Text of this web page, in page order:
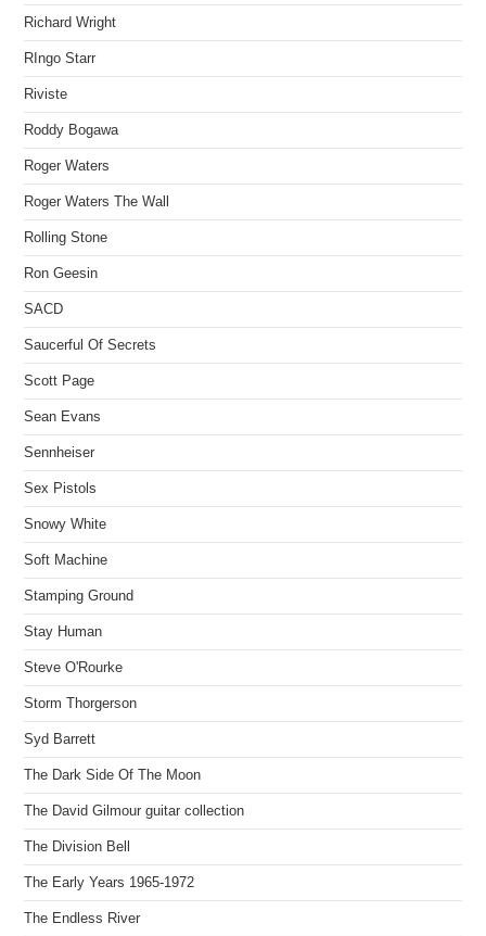
Richard Wright
RIngo Starr
Riviste
Roddy Bogawa
Roger Waters
Roger Waters The Wall
Rolling Stone
Ron Geesin
SACD
Saucerful Of Secrets
Scott Page
Sean Evans
Sennheiser
Sex Pistols
Snowy White
Soft Machine
Stamping Ground
Stay Human
Steve O'Rourke
Storm Thorgerson
Syd Barrett
The Dark Side Of The Moon
The David Gilmour guitar collection
The Division Bell
The Early Years 1965-1972
The Endless River